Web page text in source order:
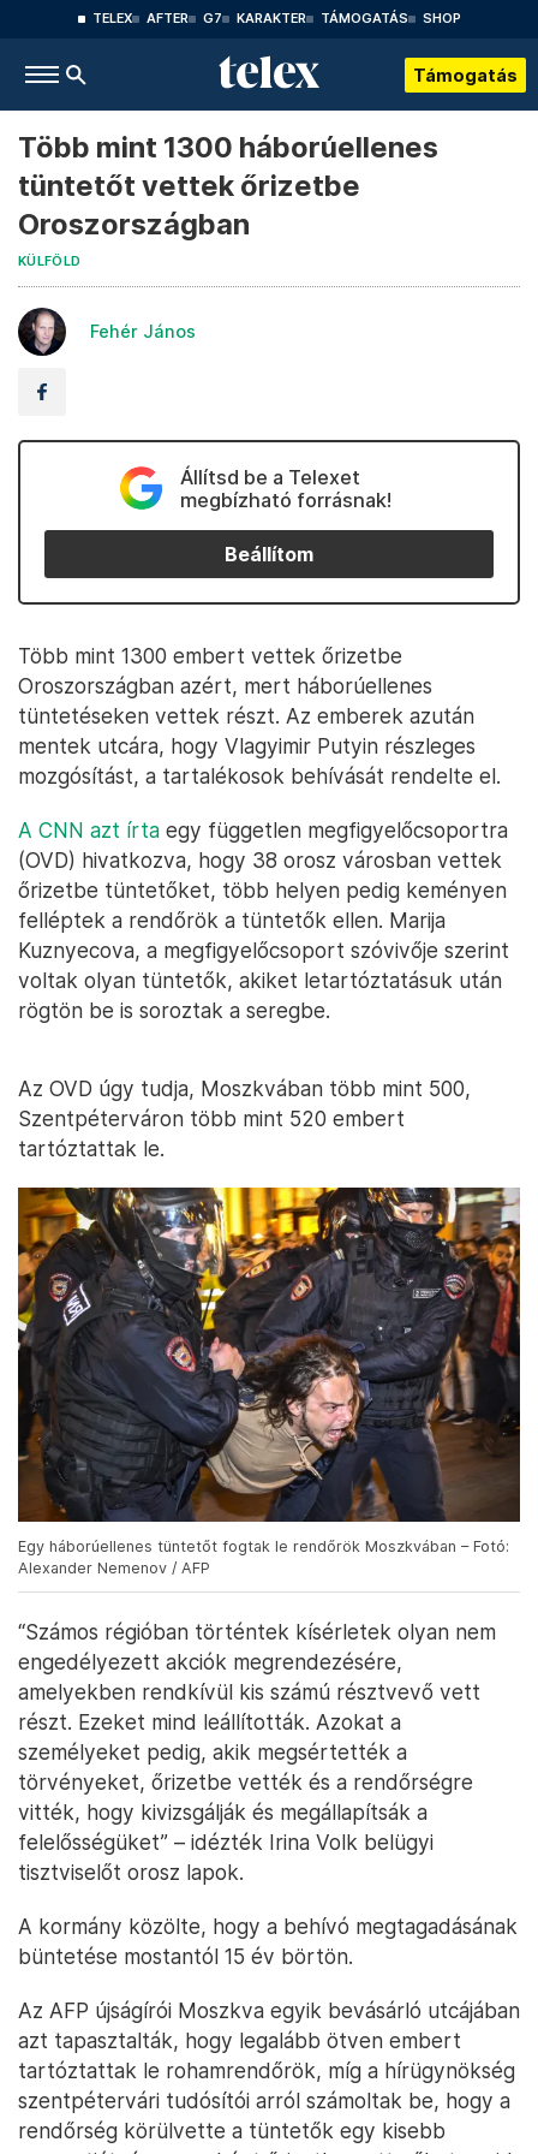
TELEX AFTER G7 KARAKTER TÁMOGATÁS SHOP
Támogatás
Több mint 1300 háborúellenes
tüntetőt vettek őrizetbe
Oroszországban
KÜLFÖLD
Fehér János
Állítsd be a Telexet
megbízható forrásnak!
Beállítom
Több mint 1300 embert vettek őrizetbe
Oroszországban azért, mert háborúellenes
tüntetéseken vettek részt. Az emberek azután
mentek utcára, hogy Vlagyimir Putyin részleges
mozgósítást, a tartalékosok behívását rendelte el.
A CNN azt írta egy független megfigyelőcsoportra
(OVD) hivatkozva, hogy 38 orosz városban vettek
őrizetbe tüntetőket, több helyen pedig keményen
felléptek a rendőrök a tüntetők ellen. Marija
Kuznyecova, a megfigyelőcsoport szóvivője szerint
voltak olyan tüntetők, akiket letartóztatásuk után
rögtön be is soroztak a seregbe.
Az OVD úgy tudja, Moszkvában több mint 500,
Szentpéterváron több mint 520 embert
tartóztattak le.
Egy háborúellenes tüntetőt fogtak le rendőrök Moszkvában – Fotó:
Alexander Nemenov / AFP
“Számos régióban történtek kísérletek olyan nem
engedélyezett akciók megrendezésére,
amelyekben rendkívül kis számú résztvevő vett
részt. Ezeket mind leállították. Azokat a
személyeket pedig, akik megsértették a
törvényeket, őrizetbe vették és a rendőrségre
vitték, hogy kivizsgálják és megállapítsák a
felelősségüket” – idézték Irina Volk belügyi
tisztviselőt orosz lapok.
A kormány közölte, hogy a behívó megtagadásának
büntetése mostantól 15 év börtön.
Az AFP újságírói Moszkva egyik bevásárló utcájában
azt tapasztalták, hogy legalább ötven embert
tartóztattak le rohamrendőrök, míg a hírügynökség
szentpétervári tudósítói arról számoltak be, hogy a
rendőrség körülvette a tüntetők egy kisebb